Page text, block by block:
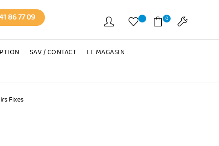
86 77 09 0
SAV / CONTACT LE MAGASIN
Fixes